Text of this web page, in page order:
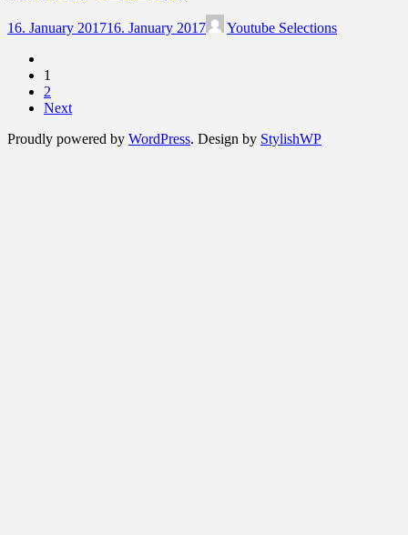
16. January 201716. January 2017 Youtube Selections
1
2
Next
Proudly powered by WordPress. Design by StylishWP